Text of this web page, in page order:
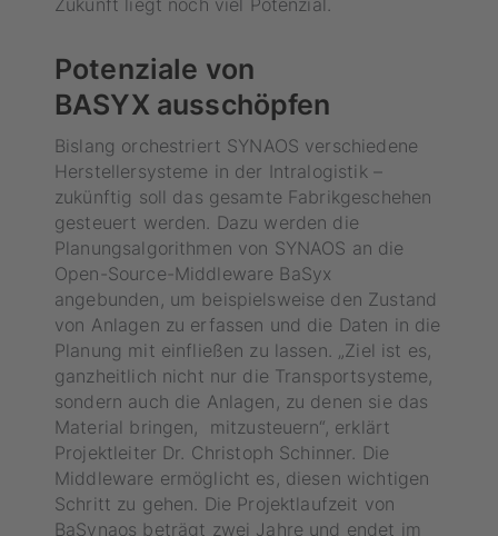
Zukunft liegt noch viel Potenzial.
Potenziale von
BASYX ausschöpfen
Bislang orchestriert SYNAOS verschiedene
Herstellersysteme in der Intralogistik –
zukünftig soll das gesamte Fabrikgeschehen
gesteuert werden. Dazu werden die
Planungsalgorithmen von SYNAOS an die
Open-Source-Middleware BaSyx
angebunden, um beispielsweise den Zustand
von Anlagen zu erfassen und die Daten in die
Planung mit einfließen zu lassen. „Ziel ist es,
ganzheitlich nicht nur die Transportsysteme,
sondern auch die Anlagen, zu denen sie das
Material bringen, mitzusteuern“, erklärt
Projektleiter Dr. Christoph Schinner. Die
Middleware ermöglicht es, diesen wichtigen
Schritt zu gehen. Die Projektlaufzeit von
BaSynaos beträgt zwei Jahre und endet im